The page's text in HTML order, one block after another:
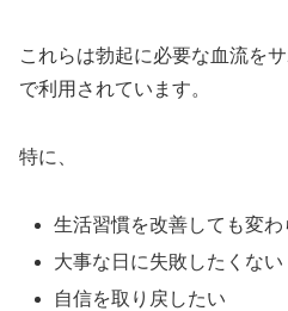
これらは勃起に必要な血流を
で利用されています。
特に、
生活習慣を改善しても変わ
大事な日に失敗したくない
自信を取り戻したい